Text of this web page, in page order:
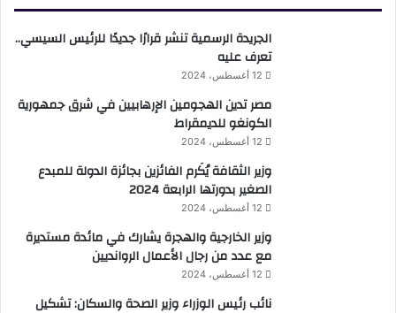
الجريدة الرسمية تنشر قرارًا جديدًا للرئيس السيسي..
تعرف عليه
12 أغسطس، 2024
مصر تدين الهجومين الإرهابيين في شرق جمهورية
الكونغو للديمقراط
12 أغسطس، 2024
وزير الثقافة يُكَرم الفائزين بجائزة الدولة للمبدع
الصغير بدورتها الرابعة 2024
12 أغسطس، 2024
وزير الخارجية والهجرة يشارك في مائدة مستديرة
مع عدد من رجال الأعمال الروانديين
12 أغسطس، 2024
نائب رئيس الوزراء وزير الصحة والسكان: تشكيل